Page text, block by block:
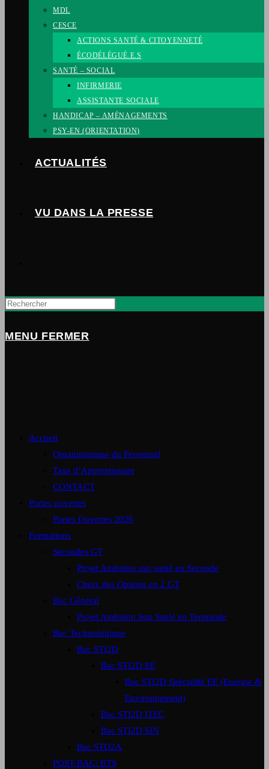
MDL
CESCE
ACTIONS SANTÉ & CITOYENNETÉ
ÉCODÉLÉGUÉ.E.S
SANTÉ – SOCIAL
INFIRMERIE
ASSISTANTE SOCIALE
HANDICAP – AMÉNAGEMENTS
PSY-EN (ORIENTATION)
ACTUALITÉS
VU DANS LA PRESSE
WEBSITE
MENU FERMER
Accueil
Organigramme du Personnel
Taxe d’Apprentissage
CONTACT
Portes ouvertes
Portes Ouvertes 2026
Formations
Secondes GT
Projet Ambition sup santé en Seconde
Choix des Options en 2 GT
Bac Général
Projet Ambition Sup Santé en Terminale
Bac Technologique
Bac STI2D
Bac STI2D EE
Bac STI2D Spécialité EE (Energie &
Environnement)
Bac STI2D ITEC
Bac STI2D SIN
Bac STD2A
POST-BAC: BTS